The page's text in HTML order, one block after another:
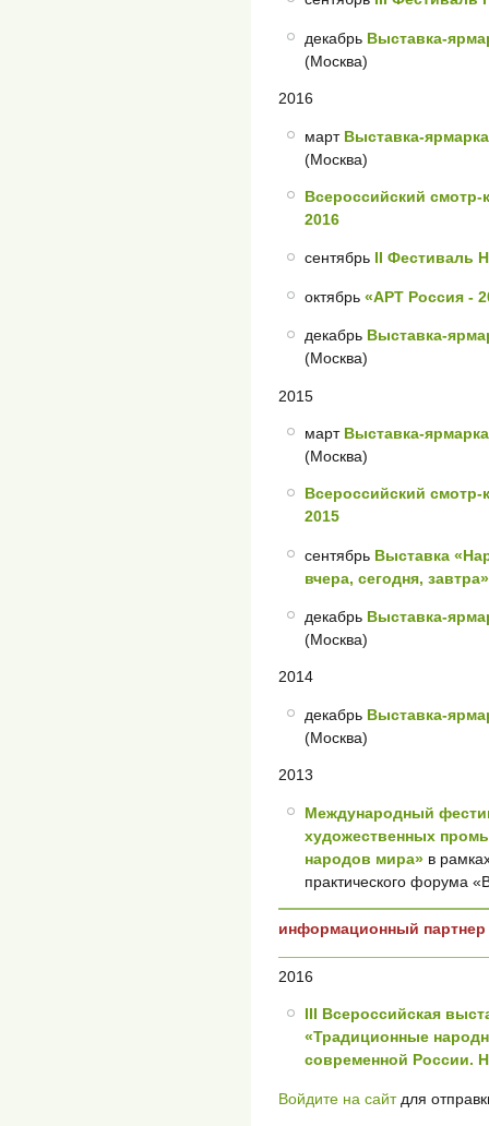
декабрь Выставка-
(Москва)
2016
март Выставка-
(Москва)
Всероссийский
2016
сентябрь II Фестиваль
октябрь «АРТ Россия -
декабрь Выставка-
(Москва)
2015
март Выставка-
(Москва)
Всероссийский
2015
сентябрь Выставка
вчера, сегодня, завтра»
декабрь Выставка-
(Москва)
2014
декабрь Выставка-
(Москва)
2013
Международный
художественных
народов мира» в
практического форума
информационный партнер
2016
III Всероссийская
«Традиционные
современной России.
Войдите на сайтдля